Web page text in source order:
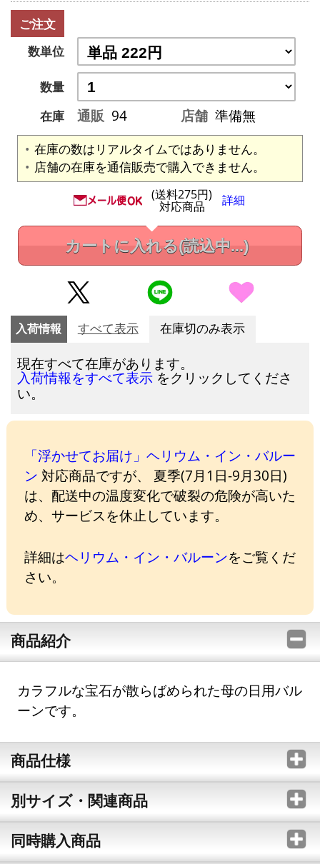
ご注文
数単位
数量
在庫
通販 94 店舗 準備無
在庫の数はリアルタイムではありません。
店舗の在庫を通信販売で購入できません。
(送料275円)
対応商品 詳細
カートに入れる(読込中...)
入荷情報 すべて表示 在庫切のみ表示
現在すべて在庫があります。
入荷情報をすべて表示 をクリックしてくださ
い。
「浮かせてお届け」ヘリウム・イン・バルー
ン 対応商品ですが、 夏季(7月1日-9月30日)
は、配送中の温度変化で破裂の危険が高いた
め、サービスを休止しています。
詳細はヘリウム・イン・バルーンをご覧くだ
さい。
商品紹介
カラフルな宝石が散らばめられた母の日用バル
ーンです。
商品仕様
別サイズ・関連商品
同時購入商品